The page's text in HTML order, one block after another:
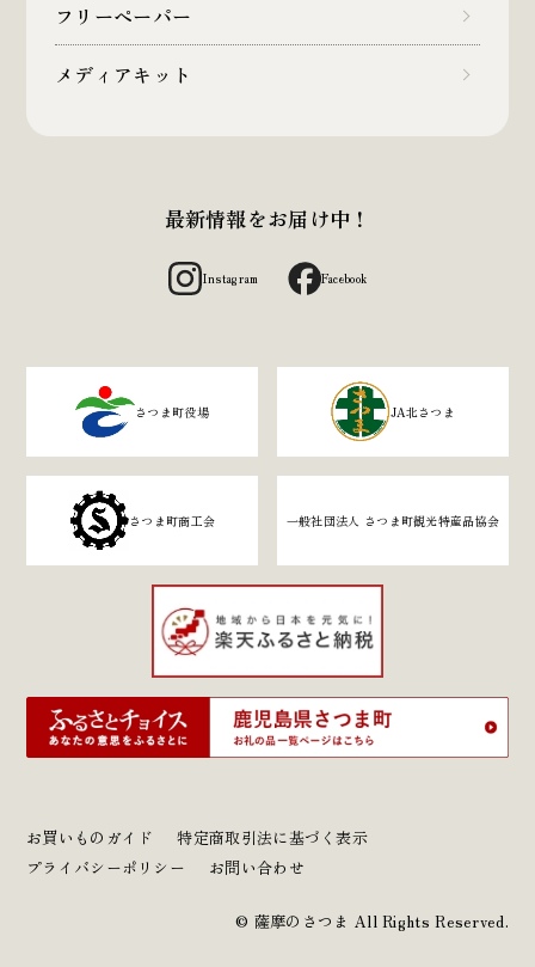
フリーペーパー
メディアキット
最新情報をお届け中！
Instagram Facebook
さつま町役場 JA北さつま
さつま町商工会 一般社団法人 さつま町観光特産品協会
お買いものガイド
特定商取引法に基づく表示
プライバシーポリシー
お問い合わせ
© 薩摩のさつま All Rights Reserved.